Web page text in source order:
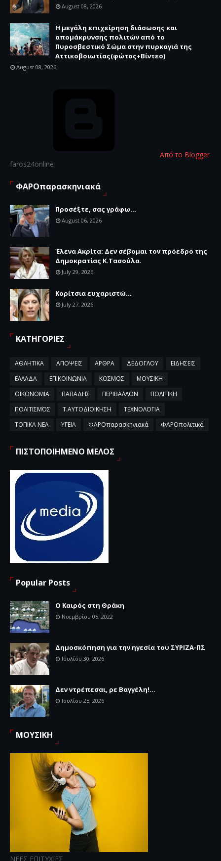
August 08, 2026
Η μεγάλη επιχείρηση διάσωσης και
απομάκρυνσης πολιτών από το
Πυροσβεστικό Σώμα στην πυρκαγιά της
Αττικοβοιωτίας(φώτος+Βίντεο)
August 08, 2026
Από το Blogger
faros24online
ΦΑΡΟπαρασκηνιακά
Προσέξτε, σας γράφω...
August 06, 2026
Έλενα Ακρίτα: Δεν σέβομαι τον πρόεδρο της
Δημοκρατίας Κ.Τασούλα.
July 29, 2026
Κορίτσια ευχαριστώ...
July 27, 2026
ΚΑΤΗΓΟΡΙΕΣ
ΑΘΛΗΤΙΚΑ ΑΠΟΨΕΙΣ ΑΡΘΡΑ ΔΕΔΟΓΛΟΥ
ΕΙΔΗΣΕΙΣ
ΕΛΛΑΔΑ
ΕΠΙΚΟΙΝΩΝΙΑ ΚΟΣΜΟΣ
ΜΟΥΣΙΚΗ
ΟΙΚΟΝΟΜΙΑ
ΠΑΠΑΔΗΣ ΠΕΡΙΒΑΛΛΟΝ
ΠΟΛΙΤΙΚΗ
ΠΟΛΙΤΙΣΜΌΣ
Τ.ΑΥΤΟΔΙΟΙΚΗΣΗ
ΤΕΧΝΟΛΟΓΙΑ
ΤΟΠΙΚΑ ΝΕΑ
ΥΓΕΙΑ ΦΑΡΟπαρασκηνιακά ΦΑΡΟπολιτικά
ΠΙΣΤΟΠΟΙΗΜΕΝΟ ΜΕΛΟΣ
Popular Posts
Ο Καιρός στη Θράκη
Νοεμβρίου 05, 2022
Δημοσκόπηση για την ηγεσία του ΣΥΡΙΖΑ-ΠΣ
Ιουλίου 30, 2026
Δεν ντρέπεσαι, ρε Βαγγέλη!...
Ιουλίου 25, 2026
ΜΟΥΣΙΚΗ
ΝΕΕΣ ΕΠΙΤΥΧΙΕΣ